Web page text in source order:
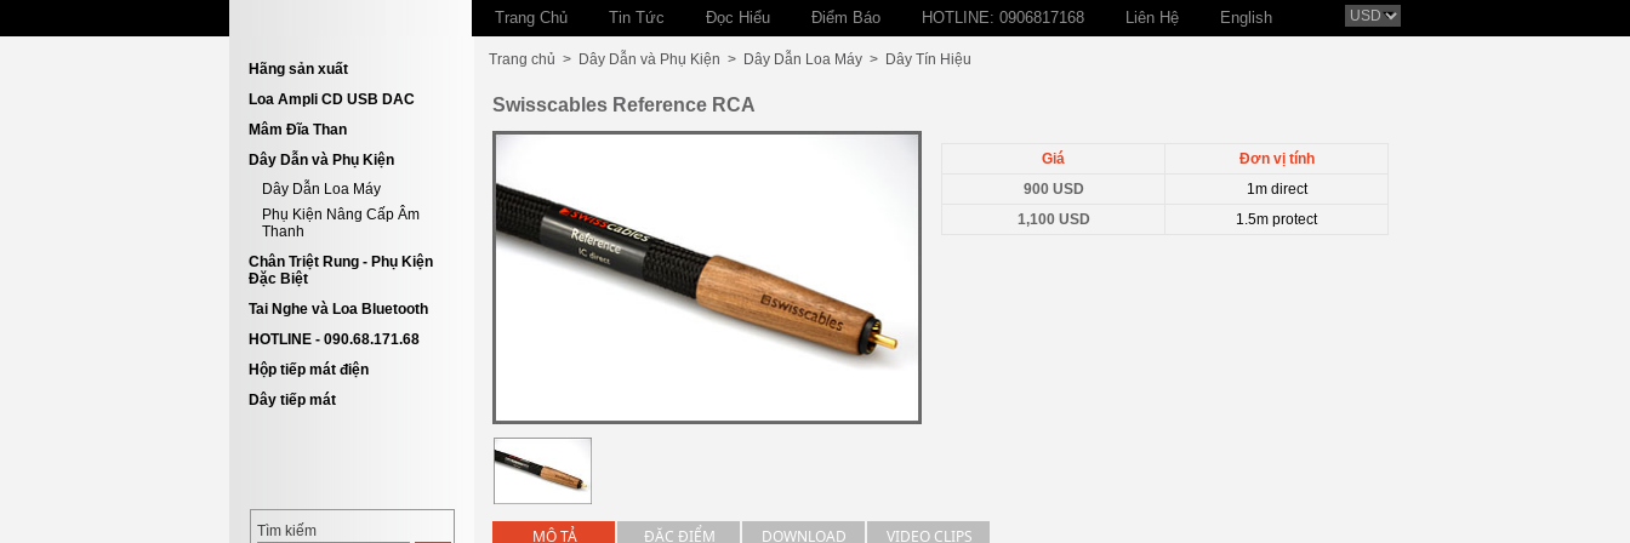
Trang Chủ Tin Tức Đọc Hiểu Điểm Báo HOTLINE: 0906817168 Liên Hệ English
Hãng sản xuất
Loa Ampli CD USB DAC
Mâm Đĩa Than
Dây Dẫn và Phụ Kiện
Dây Dẫn Loa Máy
Phụ Kiện Nâng Cấp Âm
Thanh
Chân Triệt Rung - Phụ Kiện
Đặc Biệt
Tai Nghe và Loa Bluetooth
HOTLINE - 090.68.171.68
Hộp tiếp mát điện
Dây tiếp mát
Tìm kiếm
Trang chủ > Dây Dẫn và Phụ Kiện > Dây Dẫn Loa Máy > Dây Tín Hiệu
Swisscables Reference RCA
Giá
Đơn vị tính
900 USD
1m direct
1,100 USD
1.5m protect
MÔ TẢ ĐẶC ĐIỂM DOWNLOAD VIDEO CLIPS